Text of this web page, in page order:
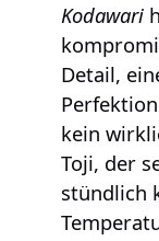
Kodawari
Detail,
kein
Toji, der
stündlich